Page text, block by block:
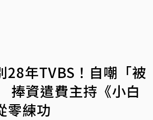
28年TVBS！自嘲「被
捧資遣費主持《小白
零練功